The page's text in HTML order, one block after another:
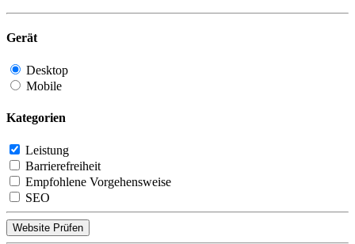
Gerät
Desktop
Mobile
Kategorien
Leistung
Barrierefreiheit
Empfohlene Vorgehensweise
SEO
Website Prüfen